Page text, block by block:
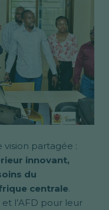
partagée :
innovant,
du
centrale.
l’AFD pour leur